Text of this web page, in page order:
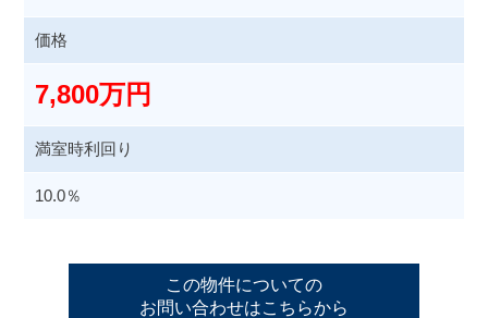
価格
7,800万円
満室時利回り
10.0％
この物件についての
お問い合わせはこちらから